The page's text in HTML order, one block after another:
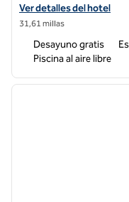
Ver detalles del hotel
Ver detalles del hotel
31,61 millas
Desayuno gratis
Piscina al aire libre
1 de 12